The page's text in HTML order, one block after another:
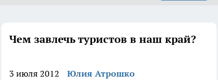
Чем завлечь туристов в наш край?
3 июля 2012 Юлия Атрошко